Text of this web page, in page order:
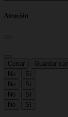
Atención
Cerrar
Guardar
No
Sí
No
Sí
No
Sí
No
Sí